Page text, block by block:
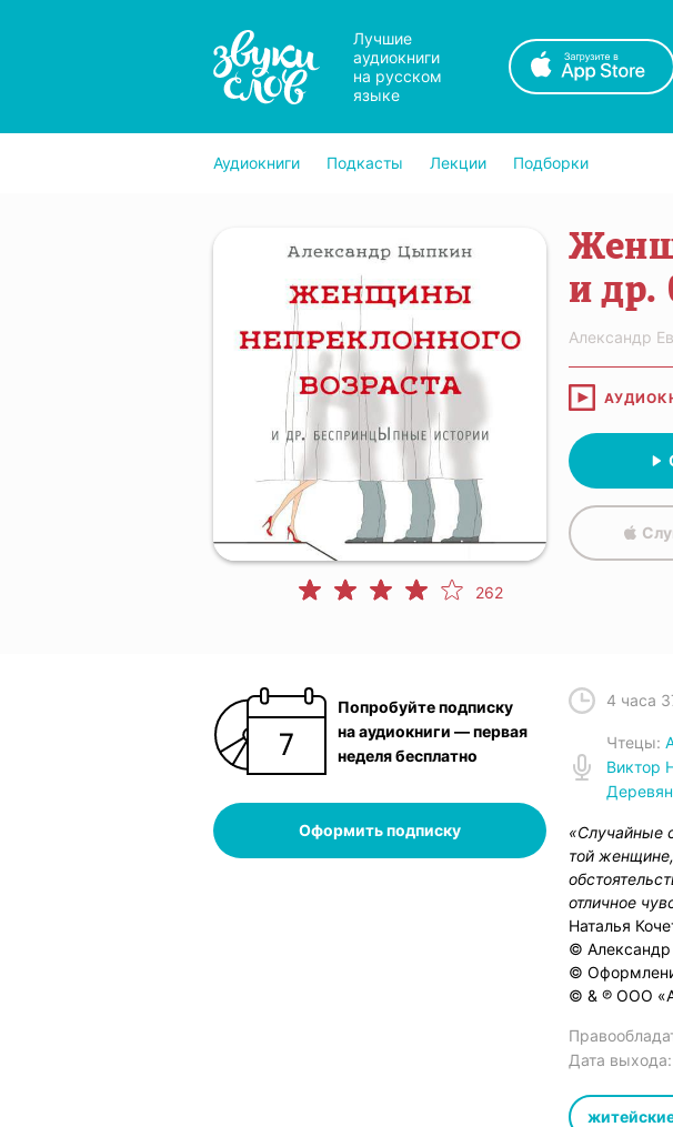
Лучшие
аудиокниги
на русском
языке
Аудиокниги Подкасты Лекции Подборки
262
и др.
Александр
Попробуйте подписку
на аудиокниги — первая
неделя бесплатно
Оформить подписку
4 часа
Чтецы:
Виктор
«Случайные
той
отличное
Наталья
©
©
© & ℗ ООО
Дата выхода: